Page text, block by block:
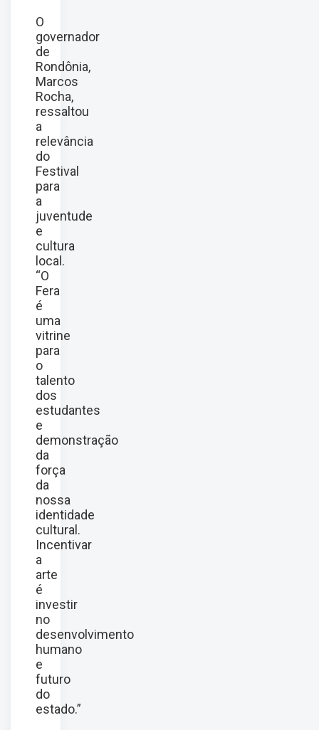
O
governador
de
Rondônia,
Marcos
Rocha,
ressaltou
a
relevância
do
Festival
para
a
juventude
e
cultura
local.
“O
Fera
é
uma
vitrine
para
o
talento
dos
estudantes
e
demonstração
da
força
da
nossa
identidade
cultural.
Incentivar
a
arte
é
investir
no
desenvolvimento
humano
e
futuro
do
estado.”